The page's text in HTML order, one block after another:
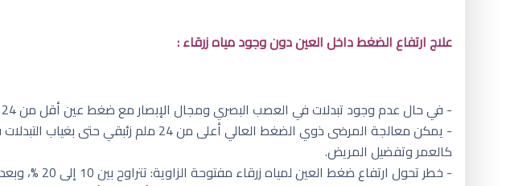
علاج ارتفاع الضغط داخل العين دون وجود مياه زرقاء :
- في حال عدم وجود تبدلات في العصب البصري ومجال الإبصار مع ضغط عين أقل من 24 ملم زئبقي، فيتم مراقبة لصيقة لضغط العين والعصب البصري.
- يمكن معالجة المرضى ذوي الضغط العالي
كالعمر وتفضيل المريض.
- خطر تحول ارتفاع ضغط العين لمياه زرقاء مفتوحة الزاوية: تتراوح بين 10 إلى 20 %، وبعد خمس سنوات من عدم العلاج قد ترتفع النسبة إلى 9.5 % وبعد العلاج تنخفض إلى 4.4 %.